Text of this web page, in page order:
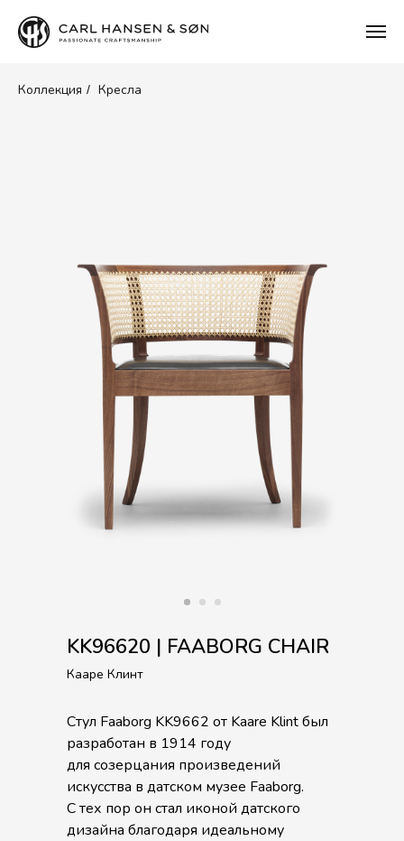
Коллекция / Кресла
KK96620 | FAABORG CHAIR
Кааре Клинт
Стул Faaborg KK9662 от Kaare Klint был
разработан в 1914 году
для созерцания произведений
искусства в датском музее Faaborg.
С тех пор он стал иконой датского
дизайна благодаря идеальному